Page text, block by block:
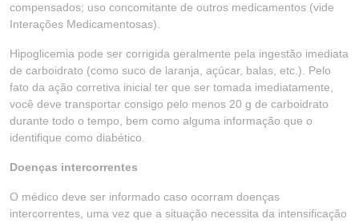
compensados; uso concomitante de outros medicamentos (vide
Interações Medicamentosas).
Hipoglicemia pode ser corrigida geralmente pela ingestão imediata
de carboidrato (como suco de laranja, açúcar, balas, etc.). Pelo
fato da ação corretiva inicial ter que ser tomada imediatamente,
você deve transportar consigo pelo menos 20 g de carboidrato
durante todo o tempo, bem como alguma informação que o
identifique como diabético.
Doenças intercorrentes
O médico deve ser informado caso ocorram doenças
intercorrentes, uma vez que a situação necessita da intensificação